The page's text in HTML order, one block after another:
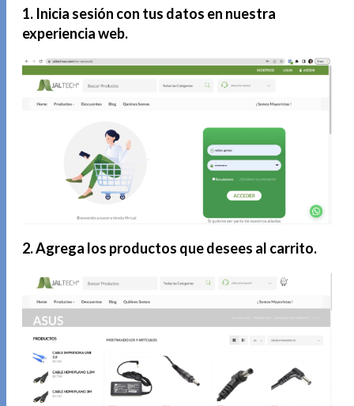
1. Inicia sesión con tus datos en nuestra
experiencia web.
2. Agrega los productos que desees al carrito.